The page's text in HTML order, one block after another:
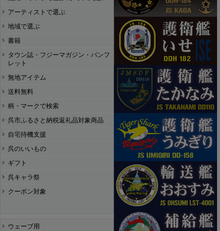
アーティストで選ぶ
地域で選ぶ
書籍
タウン誌・フジーマガジン・パンフ
レット
無地アイテム
送料無料
柄・マークで検索
呉市ふるさと納税返礼品対象商品
自宅待機支援
呉のいいもの
ギフト
呉キャラ祭
クーポン対象
ウェーブ用